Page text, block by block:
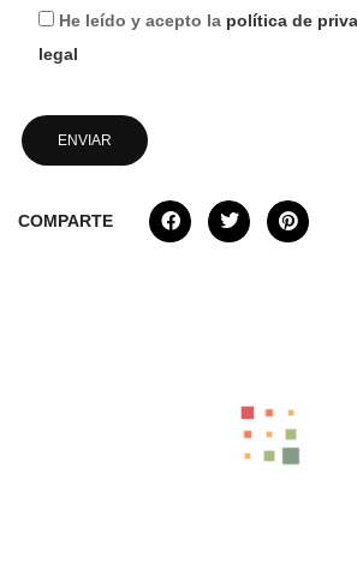
He leído y acepto la política de
legal
COMPARTE